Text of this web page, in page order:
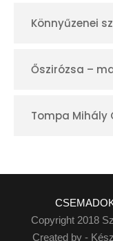
Könnyűzenei
Őszirózsa –
Tompa Mihály
Copyright 2018
Created by -